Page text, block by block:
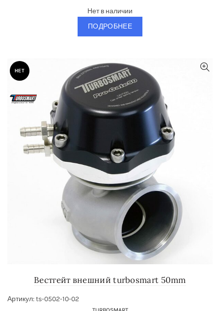
Нет в наличии
ПОДРОБНЕЕ
НЕТ
Вестгейт внешний turbosmart 50mm
Артикул: ts-0502-10-02